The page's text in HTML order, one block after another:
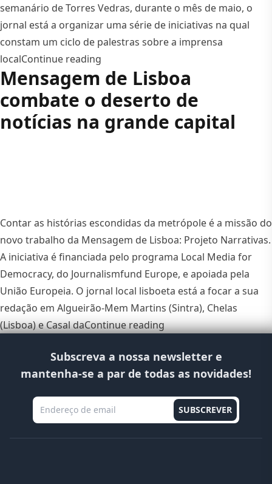
semanário de Torres Vedras, durante o mês de maio, o
jornal está a organizar uma série de iniciativas na qual
constam um ciclo de palestras sobre a imprensa
localContinue reading
Mensagem de Lisboa
combate o deserto de
notícias na grande capital
Contar as histórias escondidas da metrópole é a missão do
novo trabalho da Mensagem de Lisboa: Projeto Narrativas.
A iniciativa é financiada pelo programa Local Media for
Democracy, do Journalismfund Europe, e apoiada pela
União Europeia. O jornal local lisboeta está a focar a sua
redação em Algueirão-Mem Martins (Sintra), Chelas
(Lisboa) e Casal daContinue reading“Mensagem de
Subscreva a nossa newsletter e
mantenha-se a par de todas as novidades!